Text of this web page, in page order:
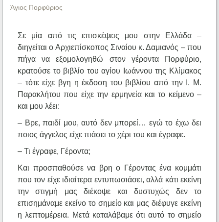
Άγιος Πορφύριος
Σε μία από τις επισκέψεις μου στην Ελλάδα –
διηγείται ο Αρχιεπίσκοπος Σιναίου κ. Δαμιανός – που
πήγα να εξομολογηθώ στον γέροντα Πορφύριο,
κρατούσε το βιβλίο του αγίου Ιωάννου της Κλίμακος
– τότε είχε βγη η έκδοση του βιβλίου από την Ι. Μ.
Παρακλήτου που είχε την ερμηνεία και το κείμενο –
και μου λέει:
– Βρε, παιδί μου, αυτό δεν μπορεί… εγώ το έχω δει
ποιος άγγελος είχε πιάσει το χέρι του και έγραφε.
– Τι έγραφε, Γέροντα;
Και προσπαθούσε να βρη ο Γέροντας ένα κομμάτι
που τον είχε ιδιαίτερα εντυπωσιάσει, αλλά κάτι εκείνη
την στιγμή μας διέκοψε και δυστυχώς δεν το
επισημάναμε εκείνο το σημείο και μας διέφυγε εκείνη
η λεπτομέρεια. Μετά καταλάβαμε ότι αυτό το σημείο